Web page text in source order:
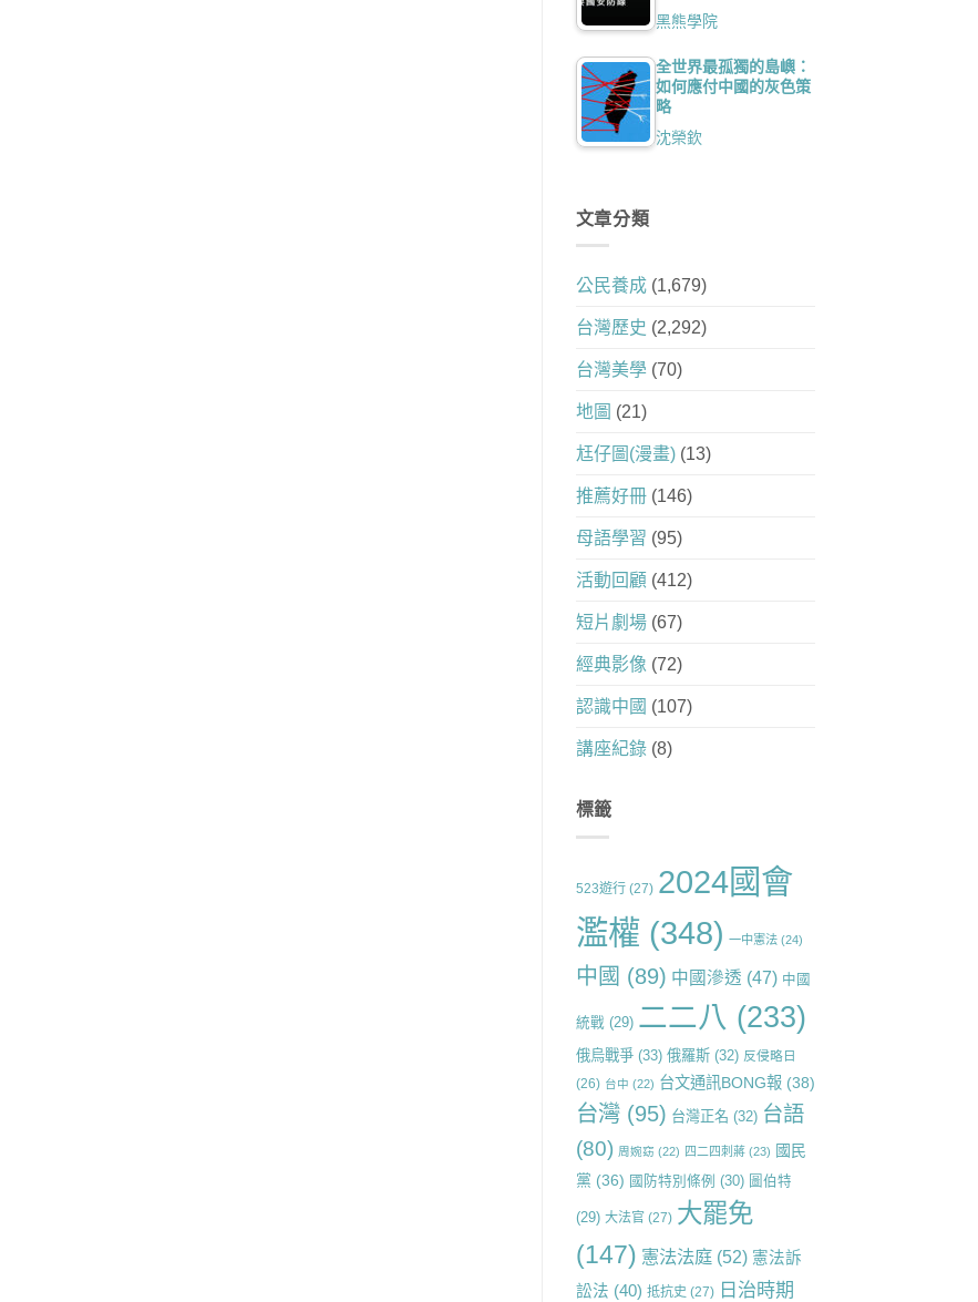
黑熊學院
全世界最孤獨的島嶼：
如何應付中國的灰色策
略
沈榮欽
文章分類
公民養成(1,679)
台灣歷史 (2,292)
台灣美學(70)
地圖 (21)
尪仔圖(漫畫)(13)
推薦好冊(146)
母語學習 (95)
活動回顧 (412)
短片劇場(67)
經典影像 (72)
認識中國 (107)
講座紀錄(8)
標籤
523遊行(27) 2024國會
濫權 (348) 一中憲法(24)
中國 (89) 中國滲透 (47) 中國
統戰(29) 二二八 (233)
俄烏戰爭(33) 俄羅斯(32) 反侵略日
(26) 台中 (22) 台文通訊BONG報(38)
台灣(95) 台灣正名 (32) 台語
(80) 周婉窈 (22) 四二四刺蔣(23) 國民
黨 (36) 國防特別條例 (30) 圖伯特
(29) 大法官(27) 大罷免
(147) 憲法法庭(52) 憲法訴
訟法 (40) 抵抗史 (27) 日治時期